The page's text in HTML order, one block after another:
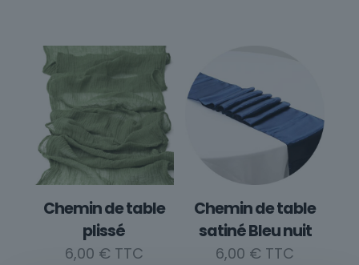
Chemin de table
plissé
6,00 €
Chemin de table
satiné Bleu nuit
6,00 €